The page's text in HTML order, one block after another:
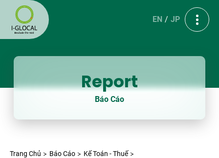
EN JP
Report
Báo Cáo
Trang Chủ Báo Cáo
Kế Toán - Thuế